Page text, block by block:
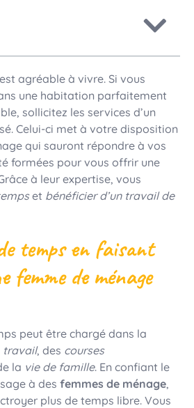
agréable à vivre. Si vous
une habitation parfaitement
sollicitez les services d’un
Celui-ci met à votre disposition
qui sauront répondre à vos
formées pour vous offrir une
à leur expertise, vous
et bénéficier d’un travail de
temps en faisant
femme de ménage
peut être chargé dans la
travail, des courses
la vie de famille. En confiant le
à des femmes de ménage,
plus de temps libre. Vous